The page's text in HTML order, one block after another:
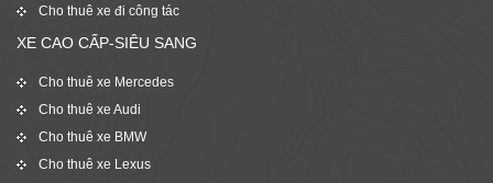
Cho thuê xe đi công tác
XE CAO CẤP-SIÊU SANG
Cho thuê xe Mercedes
Cho thuê xe Audi
Cho thuê xe BMW
Cho thuê xe Lexus